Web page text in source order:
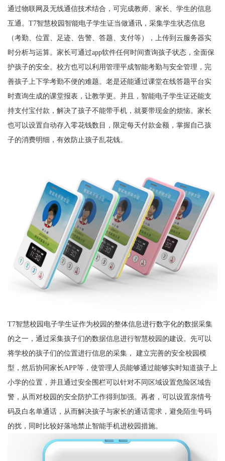
通过物联网及无线通信技术结合，可完成教师、家长、学生的信息
互通。T7智慧校园智能电子学生证当做通讯，采集学生状态信息
（考勤、位置、足迹、告警、答题、支付等），上传到云服务器实
时分析与运算。家长可通过app软件任何时间查询孩子状态，全面保
护孩子的安全。校方也可以利用管理平成智能考勤与安全管理，完
善孩子上下学考勤不便的难题。老是还能通过课堂在线答题平台实
时查询生成的课堂报表，让教学更。并且，智能电子学生证还能支
持支付宝付款，解决了孩子不能带手机，就要带现金的烦恼。家长
也可以设置自动存入零花钱数目，限定每天付款金额，掌握自己孩
子的消费明细，有效防止孩子乱花钱。
T7智慧校园电子学生证作为校园的整体信息进行数字化的数据采集
的之一，通过采集孩子们的数据信息进行智慧校园的建设。先可以
将学校的孩子们的位置进行信息的采集， 建立完善的安全校园模
型，然后协同家长APP等，使管理人员能够通过能够实时知道孩子上
小学的位置，并且通过安全围栏可以针对不同区域设置危险区域告
警，从而对校园的安全防护工作得到加强。再者，可以设置亲情号
码及白名单通话，从而解决孩子与家长的通话需求，避免陌生号码
的扰，同时比较好落地禁止智能手机进校园措施。